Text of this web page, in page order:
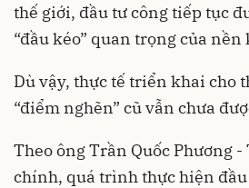
thế giới, đầu tư công tiếp tục
“đầu kéo” quan trọng của nền
Dù vậy, thực tế triển khai cho
“điểm nghẽn” cũ vẫn chưa
Theo ông Trần Quốc Phương
chính, quá trình thực hiện